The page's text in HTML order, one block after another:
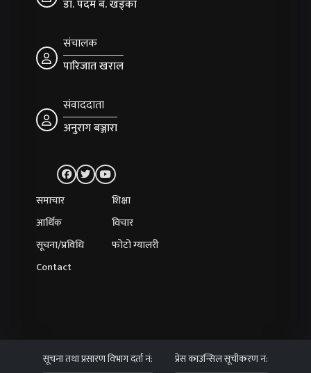
डा. पदम ब. खड्का
संचालक
पारिजात खराल
संवाददाता
अनुराग बञ्जारा
समाचार
शिक्षा
आर्थिक
विचार
सूचना/प्रविधि
फोटो ग्यालरी
Contact
सूचना तथा प्रसारण विभाग दर्ता नं: प्रेस काउन्सिल सूचीकरण नं: